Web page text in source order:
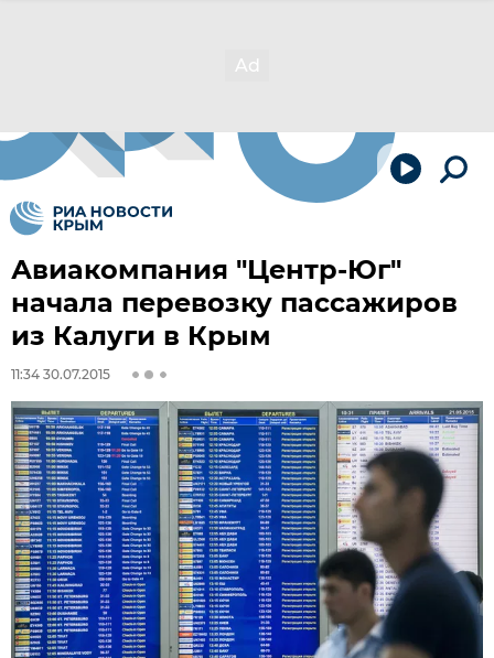
Авиакомпания "Центр-Юг"
начала перевозку пассажиров
из Калуги в Крым
11:34 30.07.2015